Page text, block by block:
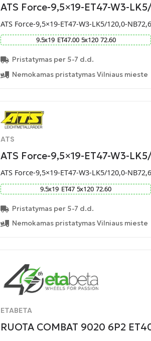
ATS Force-9,5×19-ET47-W3-
ATS Force-9,5×19-ET47-W3-LK5/120,0-
9.5x19 ET47.00 5x120 72.60
Pristatymas per 5-7 d.d.
Nemokamas pristatymas Vilniaus mieste
ATS
ATS Force-9,5×19-ET47-W3-
ATS Force-9,5×19-ET47-W3-LK5/120,0-
9.5x19 ET47 5x120 72.60
Pristatymas per 5-7 d.d.
Nemokamas pristatymas Vilniaus mieste
ETABETA
RUOTA COMBAT 9020 6P2